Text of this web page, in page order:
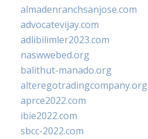
almadenranchsanjose.com
advocatevijay.com
adlibilimler2023.com
naswwebed.org
balithut-manado.org
alteregotradingcompany.org
aprce2022.com
ibie2022.com
sbcc-2022.com